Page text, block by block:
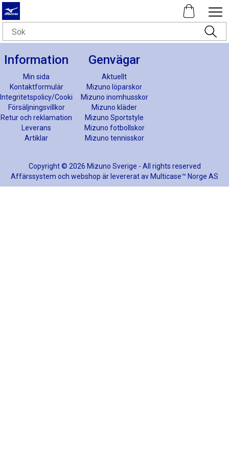
Information
Min sida
Kontaktformulär
Integritetspolicy/Cookies
Försäljningsvillkor
Retur och reklamation
Leverans
Artiklar
Genvägar
Aktuellt
Mizuno löparskor
Mizuno inomhusskor
Mizuno kläder
Mizuno Sportstyle
Mizuno fotbollskor
Mizuno tennisskor
Copyright © 2026 Mizuno Sverige - All rights reserved
Affärssystem och webshop är levererat av Multicase™ Norge AS